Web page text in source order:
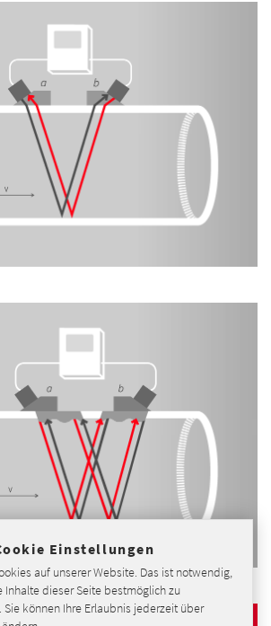
Einstellungen
auf unserer Website. Das ist notwendig,
Inhalte dieser Seite bestmöglich zu
Sie können Ihre Erlaubnis jederzeit über